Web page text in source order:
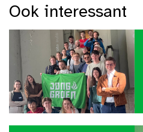
Ook interessant